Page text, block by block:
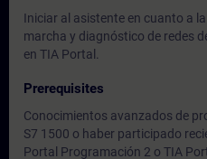
Iniciar al asistente en cuanto a
marcha y diagnóstico de redes
en TIA Portal.
Prerequisites
Conocimientos avanzados de
S7 1500 o haber participado
Portal Programación 2 o TIA